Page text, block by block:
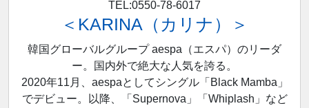
TEL:0550-78-6017
＜KARINA（カリナ）＞
韓国グローバルグループ aespa（エスパ）のリーダ
ー。国内外で絶大な人気を誇る。
2020年11月、aespaとしてシングル「Black Mamba」
でデビュー。以降、「Supernova」「Whiplash」など